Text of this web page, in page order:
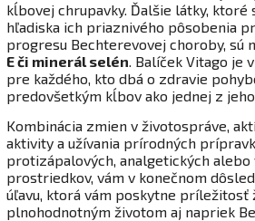
kĺbovej chrupavky. Ďalšie látky, ktoré
hľadiska ich priaznivého pôsobenia
progresu Bechterevovej choroby, sú
E či minerál selén . Balíček Vitago
pre každého, kto dbá o zdravie
predovšetkým kĺbov ako jednej z
Kombinácia zmien v životospráve,
aktivity a užívania prírodných
protizápalových, analgetických alebo
prostriedkov, vám v konečnom
úľavu, ktorá vám poskytne príležitosť
plnohodnotným životom aj napriek